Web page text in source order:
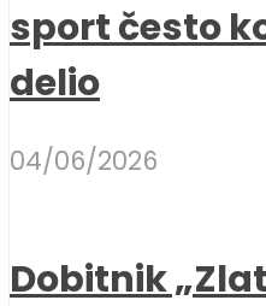
sport često
delio
04/06/2026
Dobitnik